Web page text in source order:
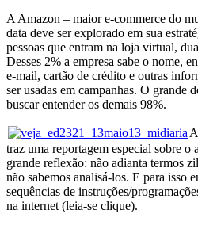
A Amazon – maior e-commerce do
data deve ser explorado em sua
pessoas que entram na loja virtual,
Desses 2% a empresa sabe o nome,
e-mail, cartão de crédito e outras
ser usadas em campanhas. O grande
buscar entender os demais 98%.
traz uma reportagem especial sobre o
grande reflexão: não adianta termos
não sabemos analisá-los. E para isso
sequências de instruções/
na internet (leia-se clique).